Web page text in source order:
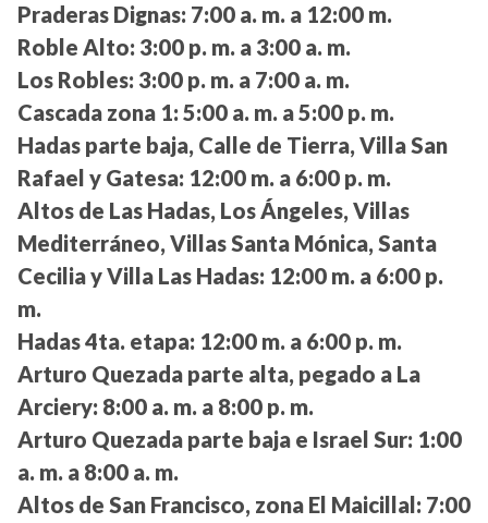
Praderas Dignas: 7:00 a. m. a 12:00 m.
Roble Alto: 3:00 p. m. a 3:00 a. m.
Los Robles: 3:00 p. m. a 7:00 a. m.
Cascada zona 1: 5:00 a. m. a 5:00 p. m.
Hadas parte baja, Calle de Tierra, Villa San
Rafael y Gatesa: 12:00 m. a 6:00 p. m.
Altos de Las Hadas, Los Ángeles, Villas
Mediterráneo, Villas Santa Mónica, Santa
Cecilia y Villa Las Hadas: 12:00 m. a 6:00 p.
m.
Hadas 4ta. etapa: 12:00 m. a 6:00 p. m.
Arturo Quezada parte alta, pegado a La
Arciery: 8:00 a. m. a 8:00 p. m.
Arturo Quezada parte baja e Israel Sur: 1:00
a. m. a 8:00 a. m.
Altos de San Francisco, zona El Maicillal: 7:00